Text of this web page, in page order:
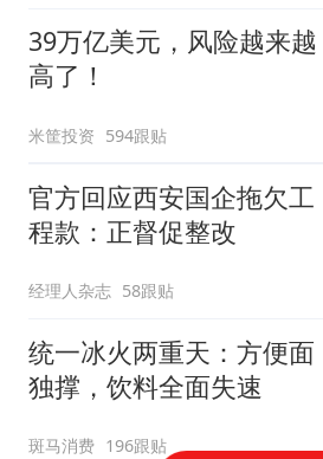
39万亿美元，风险越来越
高了！
米筐投资 594跟贴
官方回应西安国企拖欠工
程款：正督促整改
经理人杂志 58跟贴
统一冰火两重天：方便面
独撑，饮料全面失速
斑马消费 196跟贴